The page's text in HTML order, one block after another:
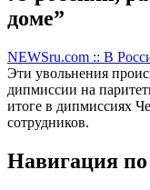
доме”
NEWSru.com :: В
Эти увольнения
дипмиссии на
итоге в дипмиссиях
сотрудников.
Навигация